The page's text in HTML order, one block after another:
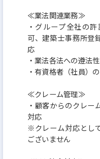
≪業法関連業務≫
・グループ全社の
可、建築士事務所登
応
・業法各法への遵法
・有資格者（社員）
≪クレーム管理≫
・顧客からのクレー
対応
※クレーム対応とし
ございません